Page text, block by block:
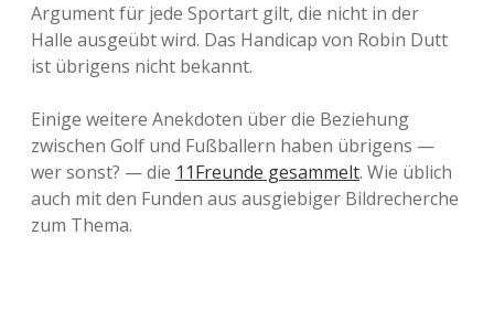
Argument für jede Sportart gilt, die nicht in der
Halle ausgeübt wird. Das Handicap von Robin Dutt
ist übrigens nicht bekannt.
Einige weitere Anekdoten über die Beziehung
zwischen Golf und Fußballern haben übrigens —
wer sonst? — die 11Freunde gesammelt. Wie üblich
auch mit den Funden aus ausgiebiger Bildrecherche
zum Thema.